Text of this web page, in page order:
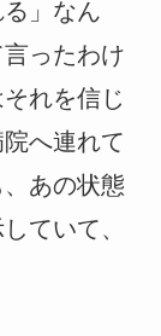
」なん
ったわけ
れを信じ
へ連れて
あの状態
ていて、